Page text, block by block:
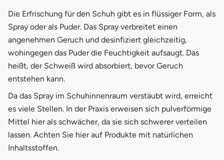
Die Erfrischung für den Schuh gibt es in flüssiger Form, als
Spray oder als Puder. Das Spray verbreitet einen
angenehmen Geruch und desinfiziert gleichzeitig,
wohingegen das Puder die Feuchtigkeit aufsaugt. Das
heißt, der Schweiß wird absorbiert, bevor Geruch
entstehen kann.
Da das Spray im Schuhinnenraum verstäubt wird, erreicht
es viele Stellen. In der Praxis erweisen sich pulverförmige
Mittel hier als schwächer, da sie sich schwerer verteilen
lassen. Achten Sie hier auf Produkte mit natürlichen
Inhaltsstoffen.